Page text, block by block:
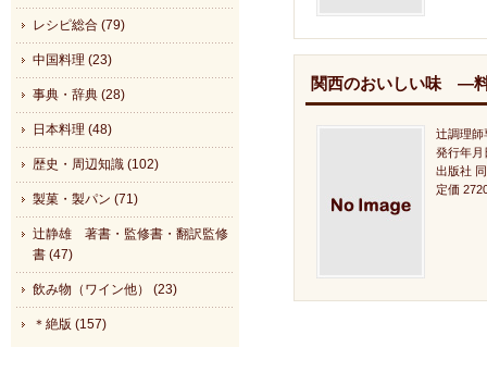
関西のおいしい味 ―
辻調理師
発行年月
出版社
定価
レシピ総合 (79)
中国料理 (23)
事典・辞典 (28)
日本料理 (48)
歴史・周辺知識 (102)
製菓・製パン (71)
辻静雄 著書・監修書・翻訳監修
書 (47)
飲み物（ワイン他） (23)
＊絶版 (157)